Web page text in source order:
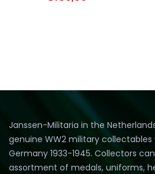
Janssen-Militaria in the
genuine WW2 military
Germany 1933-1945. Collectors
assortment of medals, uniforms,